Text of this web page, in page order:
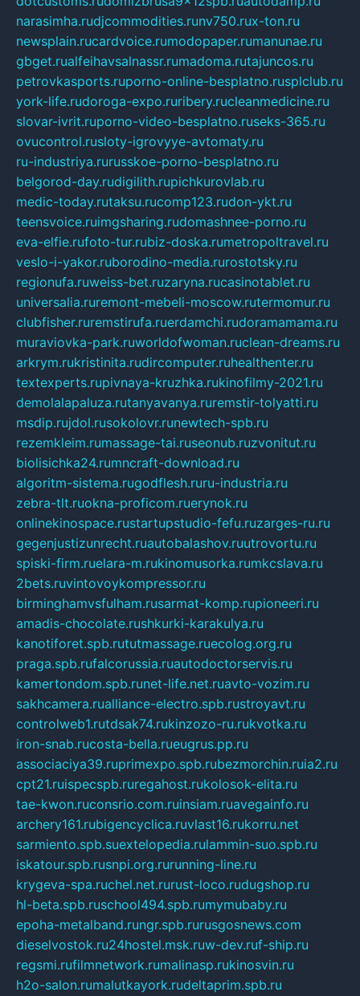
narasimha.rudjcommodities.runv750.rux-ton.ru
newsplain.rucardvoice.rumodopaper.rumanunae.ru
gbget.rualfeihavsalnassr.rumadoma.rutajuncos.ru
petrovkasports.ruporno-online-besplatno.rusplclub.ru
york-life.rudoroga-expo.ruribery.rucleanmedicine.ru
slovar-ivrit.ruporno-video-besplatno.ruseks-365.ru
ovucontrol.rusloty-igrovyye-avtomaty.ru
ru-industriya.rurusskoe-porno-besplatno.ru
belgorod-day.rudigilith.rupichkurovlab.ru
medic-today.rutaksu.rucomp123.rudon-ykt.ru
teensvoice.ruimgsharing.rudomashnee-porno.ru
eva-elfie.rufoto-tur.rubiz-doska.rumetropoltravel.ru
veslo-i-yakor.ruborodino-media.rurostotsky.ru
regionufa.ruweiss-bet.ruzaryna.rucasinotablet.ru
universalia.ruremont-mebeli-moscow.rutermomur.ru
clubfisher.ruremstirufa.ruerdamchi.rudoramamama.ru
muraviovka-park.ruworldofwoman.ruclean-dreams.ru
arkrym.rukristinita.rudircomputer.ruhealthenter.ru
textexperts.rupivnaya-kruzhka.rukinofilmy-2021.ru
demolalapaluza.rutanyavanya.ruremstir-tolyatti.ru
msdip.rujdol.rusokolovr.runewtech-spb.ru
rezemkleim.rumassage-tai.ruseonub.ruzvonitut.ru
biolisichka24.rumncraft-download.ru
algoritm-sistema.rugodflesh.ruru-industria.ru
zebra-tlt.ruokna-proficom.ruerynok.ru
onlinekinospace.rustartupstudio-fefu.ruzarges-ru.ru
gegenjustizunrecht.ruautobalashov.ruutrovortu.ru
spiski-firm.ruelara-m.rukinomusorka.rumkcslava.ru
2bets.ruvintovoykompressor.ru
birminghamvsfulham.rusarmat-komp.rupioneeri.ru
amadis-chocolate.rushkurki-karakulya.ru
kanotiforet.spb.rututmassage.ruecolog.org.ru
praga.spb.rufalcorussia.ruautodoctorservis.ru
kamertondom.spb.runet-life.net.ruavto-vozim.ru
sakhcamera.rualliance-electro.spb.rustroyavt.ru
controlweb1.rutdsak74.rukinzozo-ru.rukvotka.ru
iron-snab.rucosta-bella.rueugrus.pp.ru
associaciya39.ruprimexpo.spb.rubezmorchin.ruia2.ru
cpt21.ruispecspb.ruregahost.rukolosok-elita.ru
tae-kwon.ruconsrio.com.ruinsiam.ruavegainfo.ru
archery161.rubigencyclica.ruvlast16.rukorru.net
sarmiento.spb.suextelopedia.rulammin-suo.spb.ru
iskatour.spb.rusnpi.org.rurunning-line.ru
krygeva-spa.ruchel.net.rurust-loco.rudugshop.ru
hl-beta.spb.ruschool494.spb.rumymubaby.ru
epoha-metalband.rungr.spb.rurusgosnews.com
dieselvostok.ru24hostel.msk.ruw-dev.ruf-ship.ru
regsmi.rufilmnetwork.rumalinasp.rukinosvin.ru
h2o-salon.rumalutkayork.rudeltaprim.spb.ru